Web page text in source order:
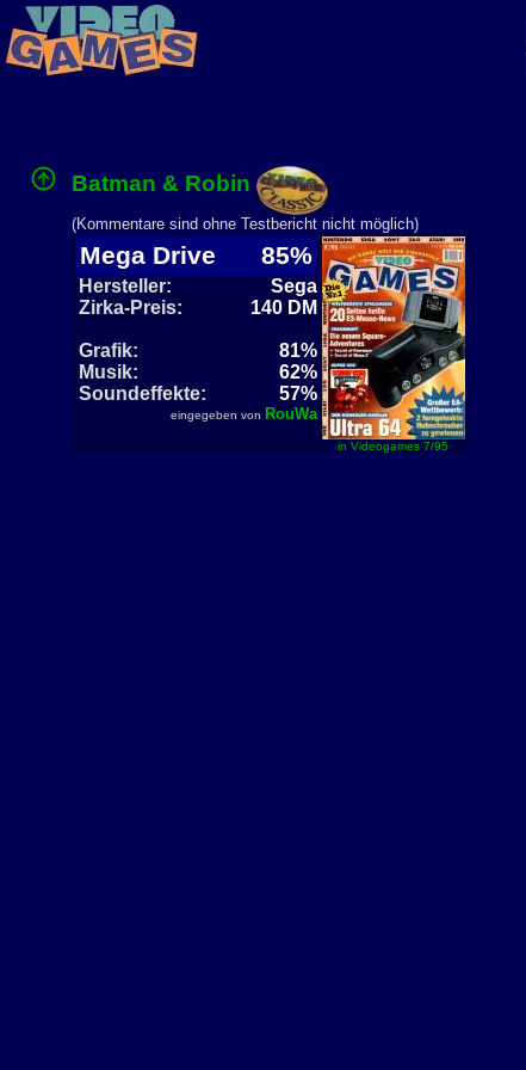
Batman & Robin
(Kommentare sind ohne Testbericht nicht möglich)
Mega Drive 85%
Hersteller:
Sega
Zirka-Preis:
140 DM
Grafik:
81%
Musik:
62%
Soundeffekte:
57%
eingegeben von RouWa
in Videogames 7/95